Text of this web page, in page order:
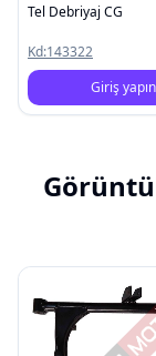
Tel Debriyaj CG
Kd:143322
Giriş